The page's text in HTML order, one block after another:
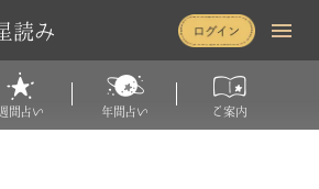
読み
間占い 年間占い ご案内